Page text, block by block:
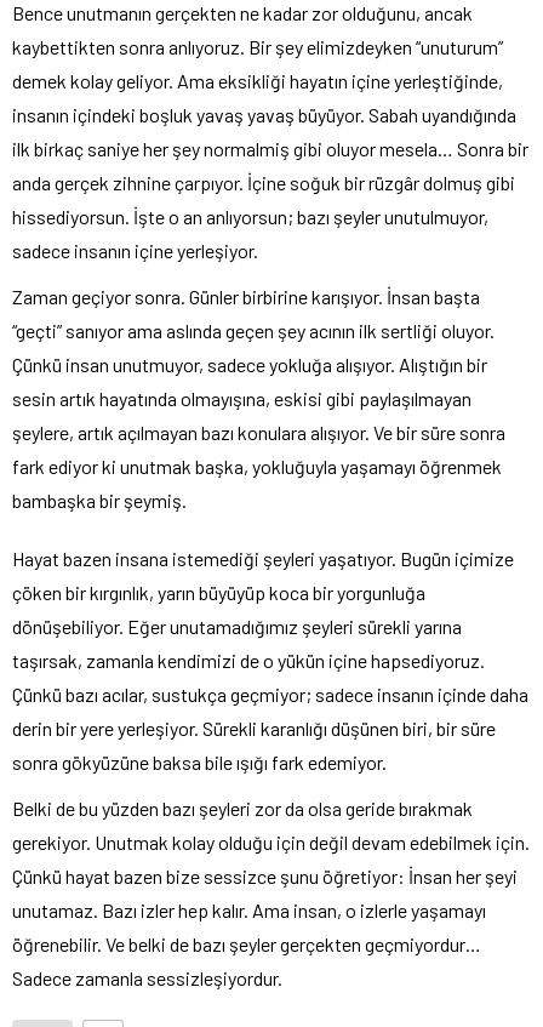
Bence unutmanın gerçekten ne kadar zor olduğunu, ancak
kaybettikten sonra anlıyoruz. Bir şey elimizdeyken “unuturum”
demek kolay geliyor. Ama eksikliği hayatın içine yerleştiğinde,
insanın içindeki boşluk yavaş yavaş büyüyor. Sabah uyandığında
ilk birkaç saniye her şey normalmiş gibi oluyor mesela… Sonra bir
anda gerçek zihnine çarpıyor. İçine soğuk bir rüzgâr dolmuş gibi
hissediyorsun. İşte o an anlıyorsun; bazı şeyler unutulmuyor,
sadece insanın içine yerleşiyor.
Zaman geçiyor sonra. Günler birbirine karışıyor. İnsan başta
“geçti” sanıyor ama aslında geçen şey acının ilk sertliği oluyor.
Çünkü insan unutmuyor, sadece yokluğa alışıyor. Alıştığın bir
sesin artık hayatında olmayışına, eskisi gibi paylaşılmayan
şeylere, artık açılmayan bazı konulara alışıyor. Ve bir süre sonra
fark ediyor ki unutmak başka, yokluğuyla yaşamayı öğrenmek
bambaşka bir şeymiş.
Hayat bazen insana istemediği şeyleri yaşatıyor. Bugün içimize
çöken bir kırgınlık, yarın büyüyüp koca bir yorgunluğa
dönüşebiliyor. Eğer unutamadığımız şeyleri sürekli yarına
taşırsak, zamanla kendimizi de o yükün içine hapsediyoruz.
Çünkü bazı acılar, sustukça geçmiyor; sadece insanın içinde daha
derin bir yere yerleşiyor. Sürekli karanlığı düşünen biri, bir süre
sonra gökyüzüne baksa bile ışığı fark edemiyor.
Belki de bu yüzden bazı şeyleri zor da olsa geride bırakmak
gerekiyor. Unutmak kolay olduğu için değil devam edebilmek için.
Çünkü hayat bazen bize sessizce şunu öğretiyor: İnsan her şeyi
unutamaz. Bazı izler hep kalır. Ama insan, o izlerle yaşamayı
öğrenebilir. Ve belki de bazı şeyler gerçekten geçmiyordur…
Sadece zamanla sessizleşiyordur.